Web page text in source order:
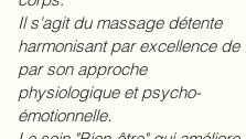
Il s'agit du massage détente
harmonisant par excellence de
par son approche
physiologique et psycho-
émotionnelle.